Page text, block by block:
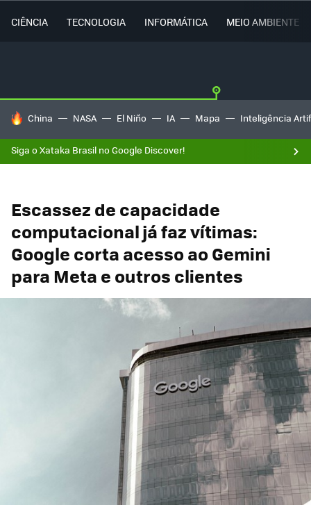
CIÊNCIA TECNOLOGIA INFORMÁTICA MEIO AMBIENTE
TENDÊNCIAS DO DIA
China NASA El Niño IA Mapa Inteligência
Siga o Xataka Brasil no Google Discover!
Escassez de capacidade
computacional já faz vítimas:
Google corta acesso ao Gemini
para Meta e outros clientes